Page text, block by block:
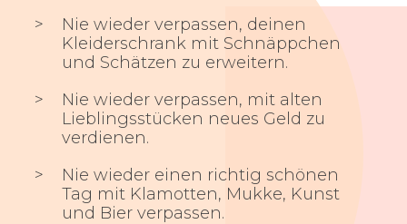
Nie wieder verpassen, deinen
Kleiderschrank mit Schnäppchen
und Schätzen zu erweitern.
Nie wieder verpassen, mit alten
Lieblingsstücken neues Geld zu
verdienen.
Nie wieder einen richtig schönen
Tag mit Klamotten, Mukke, Kunst
und Bier verpassen.